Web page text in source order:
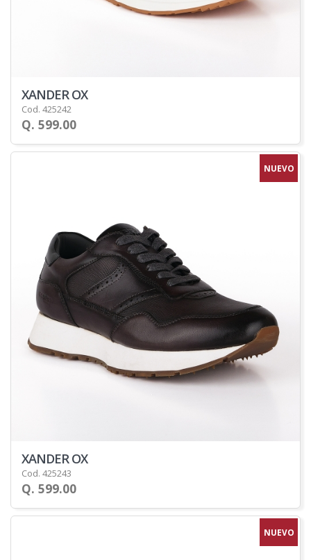
XANDER OX
Cod. 425242
Q. 599.00
NUEVO
XANDER OX
Cod. 425243
Q. 599.00
NUEVO